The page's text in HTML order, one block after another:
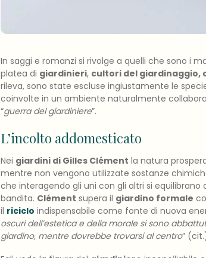
In saggi e romanzi si rivolge a quelli che sono i
platea di giardinieri, cultori del giardinaggio,
rileva, sono state escluse ingiustamente le
coinvolte in un ambiente naturalmente
“guerra del giardiniere”.
L’incolto addomesticato
Nei giardini di Gilles Clément la natura
mentre non vengono utilizzate sostanze
che interagendo gli uni con gli altri si equilibrano
bandita. Clément supera il giardino formale
il riciclo indispensabile come fonte di nuova
oscuri dell’estetica e della morale si sono
giardino, mentre dovrebbe trovarsi al centro”